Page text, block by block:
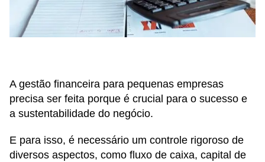
A gestão financeira para pequenas empresas
precisa ser feita porque é crucial para o sucesso e
a sustentabilidade do negócio.
E para isso, é necessário um controle rigoroso de
diversos aspectos, como fluxo de caixa, capital de